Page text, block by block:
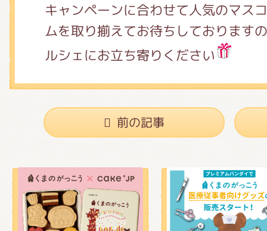
キャンペーンに合わせて人気のマス
ムを取り揃えてお待ちしております
ルシェにお立ち寄りください
前の記事
くまのがっこう 家庭科部